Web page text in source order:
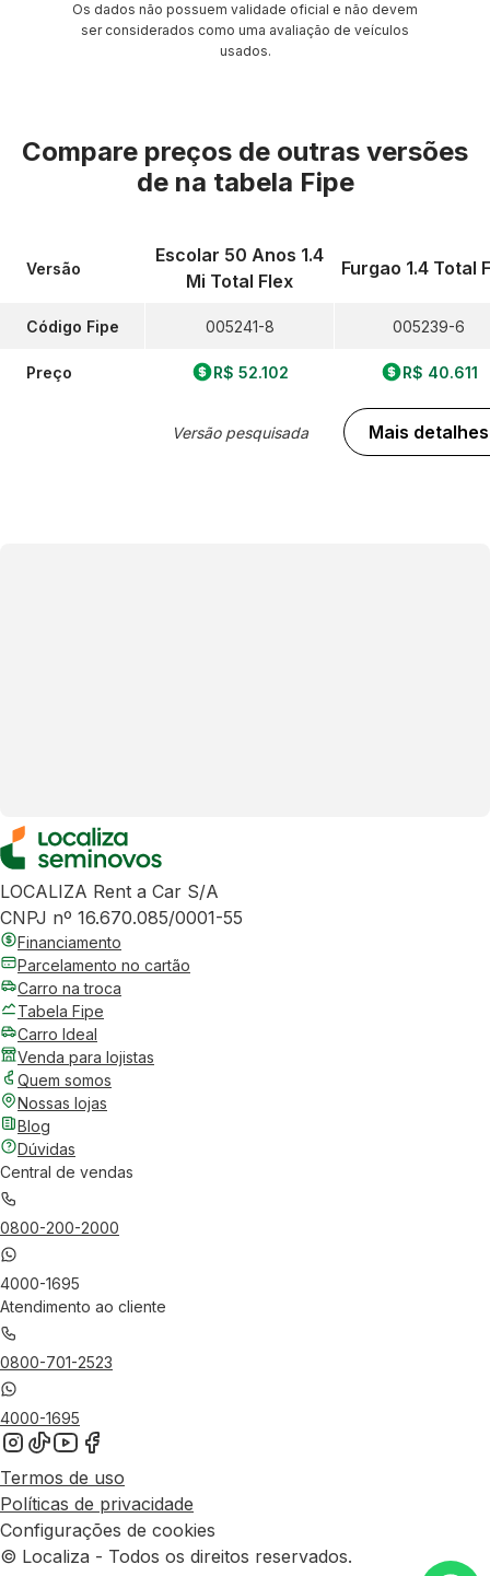
Os dados não possuem validade oficial e não devem
ser considerados como uma avaliação de veículos
usados.
Compare preços de outras versões
de na tabela Fipe
Versão
Código Fipe
Preço
Escolar 50 Anos 1.4
Mi Total Flex
005241-8
R$ 52.102
Versão pesquisada
Furgao 1.4 Total
005239-6
R$ 40.611
Mais detalhes
LOCALIZA Rent a Car S/A
CNPJ nº 16.670.085/0001-55
Financiamento
Parcelamento no cartão
Carro na troca
Tabela Fipe
Carro Ideal
Venda para lojistas
Quem somos
Nossas lojas
Blog
Dúvidas
Central de vendas
0800-200-2000
4000-1695
Atendimento ao cliente
0800-701-2523
4000-1695
Termos de uso
Políticas de privacidade
Configurações de cookies
© Localiza - Todos os direitos reservados.